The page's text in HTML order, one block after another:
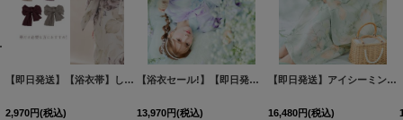
ok-W
[OBI-siwa-300-all
【浴衣セール!】【即日発送】ニュアンスフラワーミント牡丹浴衣 【浴衣３点セット 浴衣/帯/下駄】[OF04/HC03]三上悠亜着用 【即日発送】アイシーミントフラワー浴衣 【浴衣３点セット 浴衣/帯/下駄】[OF04]三上悠亜着用
16,480
【浴衣セール!】【即日発送】クラシカルローズブルー浴衣 【浴衣３点セット 浴衣/帯/下駄】[FB02]三上悠亜着用
13,970円 16,480円